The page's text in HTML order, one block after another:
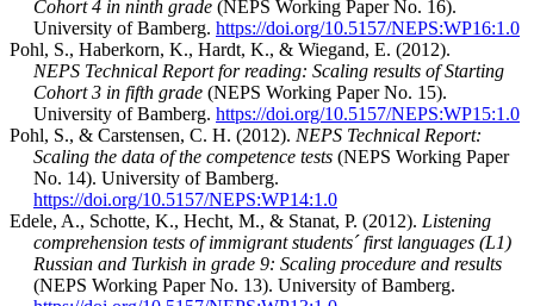
Cohort 4 in ninth grade (NEPS Working Paper No. 16).
University of Bamberg. https://doi.org/10.5157/NEPS:WP16:1.0
Pohl, S., Haberkorn, K., Hardt, K., & Wiegand, E. (2012).
NEPS Technical Report for reading: Scaling results of Starting
Cohort 3 in fifth grade (NEPS Working Paper No. 15).
University of Bamberg. https://doi.org/10.5157/NEPS:WP15:1.0
Pohl, S., & Carstensen, C. H. (2012). NEPS Technical Report:
Scaling the data of the competence tests (NEPS Working Paper
No. 14). University of Bamberg.
https://doi.org/10.5157/NEPS:WP14:1.0
Edele, A., Schotte, K., Hecht, M., & Stanat, P. (2012). Listening
comprehension tests of immigrant students´ first languages (L1)
Russian and Turkish in grade 9: Scaling procedure and results
(NEPS Working Paper No. 13). University of Bamberg.